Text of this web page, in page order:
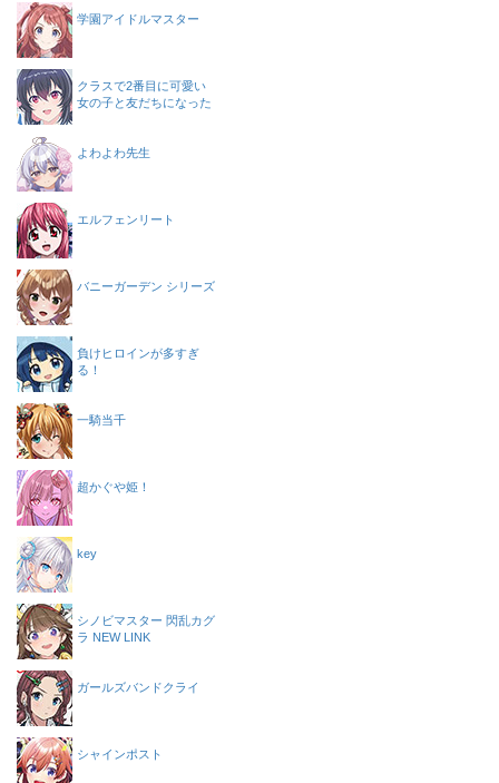
学園アイドルマスター
クラスで2番目に可愛い
女の子と友だちになった
よわよわ先生
エルフェンリート
バニーガーデン シリーズ
負けヒロインが多すぎ
る！
一騎当千
超かぐや姫！
key
シノビマスター 閃乱カグ
ラ NEW LINK
ガールズバンドクライ
シャインポスト